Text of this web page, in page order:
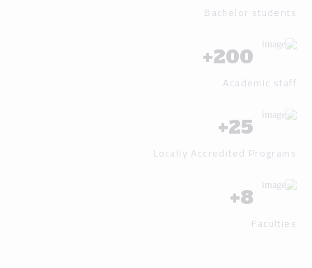
Bachelor students
200
+
Academic staff
25
+
Locally Accredited Programs
8
+
Faculties